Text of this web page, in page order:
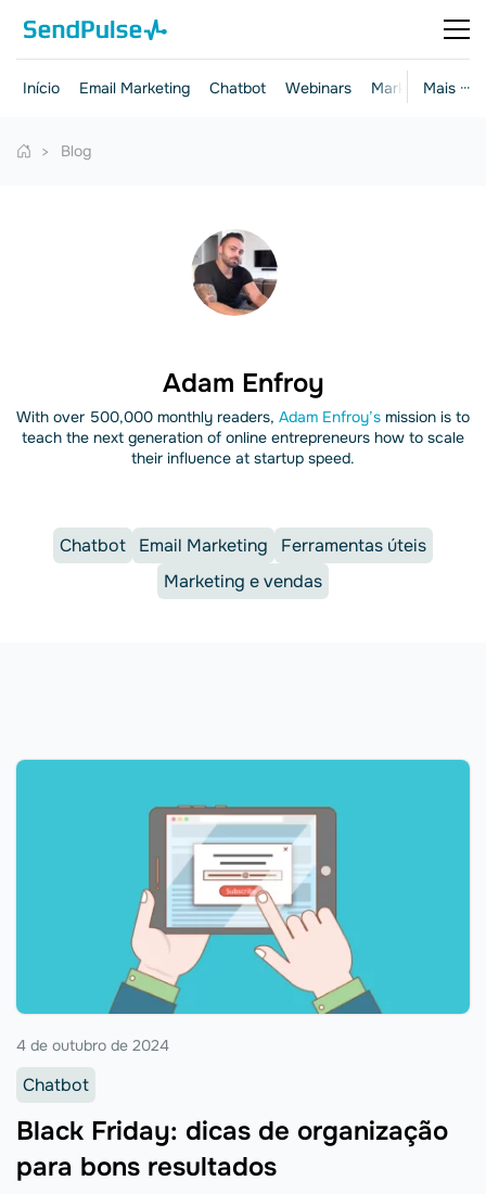
Mais ···
Início Email Marketing Chatbot Webinars Marketing e
Blog
Adam Enfroy
With over 500,000 monthly readers, Adam Enfroy’s mission is to
teach the next generation of online entrepreneurs how to scale
their influence at startup speed.
Chatbot Email Marketing
Ferramentas úteis
Marketing e vendas
Black Friday: dicas de organização
para bons resultados
4 de outubro de 2024
Chatbot